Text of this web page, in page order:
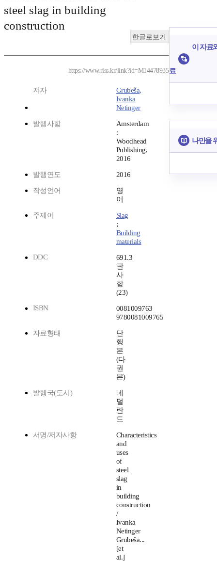
steel slag in building
construction
한글로보기
https://www.riss.kr/link?id=M14478935
저자
Grubeša,
Ivanka
Netinger
발행사항
Amsterdam
:
Woodhead
Publishing,
2016
발행연도 2016
작성언어
영
어
주제어
Slag
;
Building
materials
DDC
691.3
판
사
항
(23)
ISBN
0081009763
9780081009765
자료형태
단
행
본
(다
권
본)
발행국(도시)
네
덜
란
드
서명/저자사항
Characteristics
and
uses
of
steel
slag
in
building
construction
/
Ivanka
Netinger
Grubeša...
[et
al.]
이 자료
료
나만을